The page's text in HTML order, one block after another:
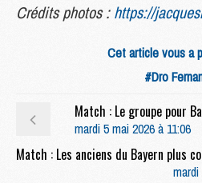
Crédits photos :https://
Cet article vous a
#Dro
Match : Le groupe pour
mardi 5 mai 2026 à 11:06